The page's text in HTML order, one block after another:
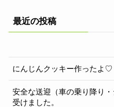
最近の投稿
にんじんクッキー作ったよ
安全な送迎（車の乗り降り
受けました。